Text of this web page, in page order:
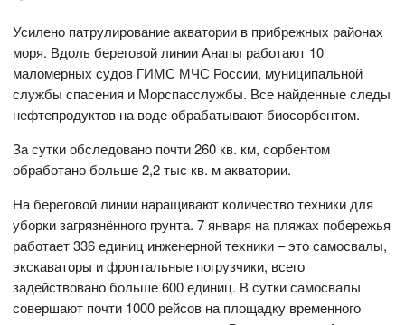
Усилено патрулирование акватории в прибрежных районах
моря. Вдоль береговой линии Анапы работают 10
маломерных судов ГИМС МЧС России, муниципальной
службы спасения и Морспасслужбы. Все найденные следы
нефтепродуктов на воде обрабатывают биосорбентом.
За сутки обследовано почти 260 кв. км, сорбентом
обработано больше 2,2 тыс кв. м акватории.
На береговой линии наращивают количество техники для
уборки загрязнённого грунта. 7 января на пляжах побережья
работает 336 единиц инженерной техники – это самосвалы,
экскаваторы и фронтальные погрузчики, всего
задействовано больше 600 единиц. В сутки самосвалы
совершают почти 1000 рейсов на площадку временного